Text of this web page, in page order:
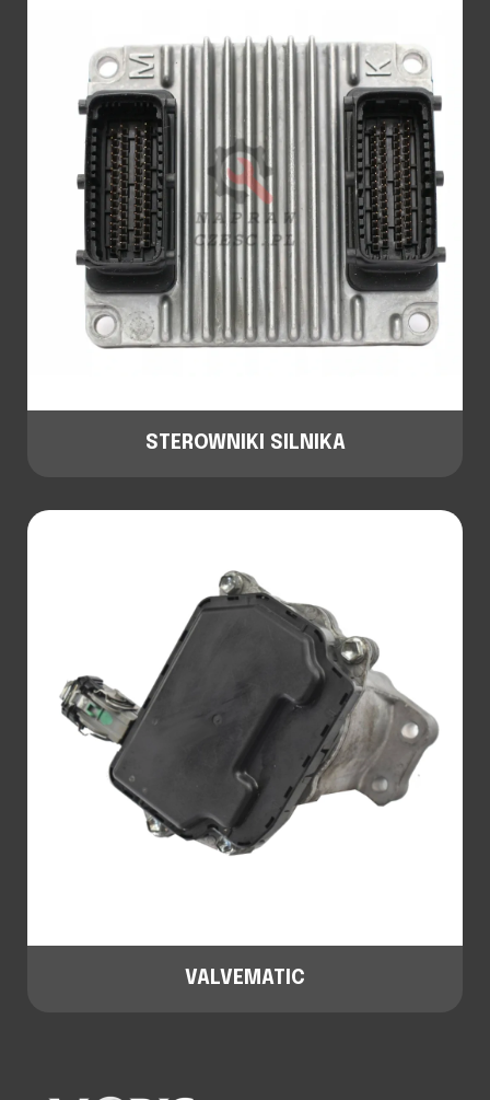
STEROWNIKI SILNIKA
VALVEMATIC